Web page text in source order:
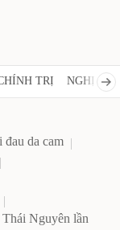
TRỊ NGHỊ
đau da cam
Nguyên lần